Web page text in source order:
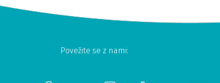
Povežite se z nami: